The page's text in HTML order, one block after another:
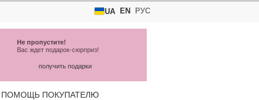
UA EN РУС
ПОМОЩЬ ПОКУПАТЕЛЮ
Не пропустите!
Вас ждет подарок-сюрприз!
получить подарки